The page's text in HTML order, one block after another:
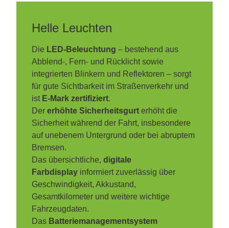
Helle Leuchten
Die LED-Beleuchtung – bestehend aus
Abblend-, Fern- und Rücklicht sowie
integrierten Blinkern und Reflektoren – sorgt
für gute Sichtbarkeit im Straßenverkehr und
ist E-Mark zertifiziert.
Dererhöhte Sicherheitsgurt erhöht die
Sicherheit während der Fahrt, insbesondere
auf unebenem Untergrund oder bei abruptem
Bremsen.
Das übersichtliche,digitale
Farbdisplay informiert zuverlässig über
Geschwindigkeit, Akkustand,
Gesamtkilometer und weitere wichtige
Fahrzeugdaten.
Das Batteriemanagementsystem